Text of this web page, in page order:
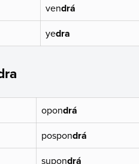
vendrá
yedra
opondrá
pospondrá
supondrá